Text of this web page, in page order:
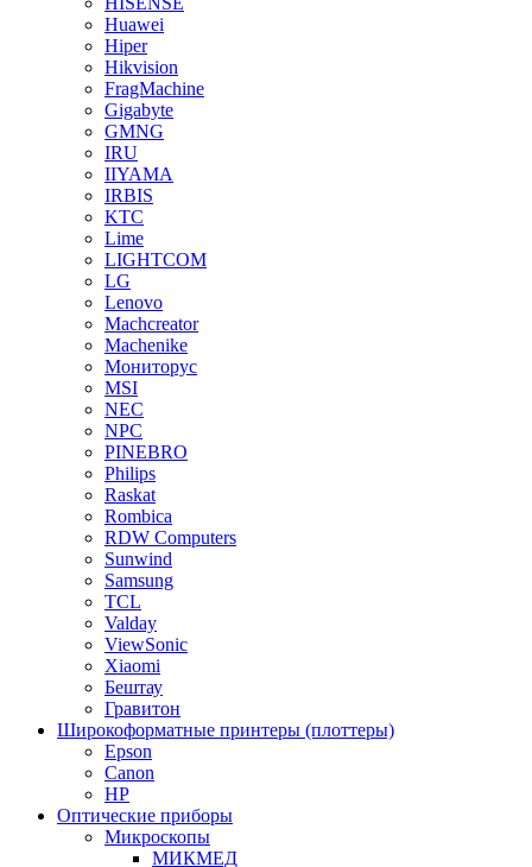
Huawei
Hiper
Hikvision
FragMachine
Gigabyte
GMNG
IRU
IIYAMA
IRBIS
KTC
Lime
LIGHTCOM
LG
Lenovo
Machcreator
Machenike
Мониторус
MSI
NEC
NPC
PINEBRO
Philips
Raskat
Rombica
RDW Computers
Sunwind
Samsung
TCL
Valday
ViewSonic
Xiaomi
Бештау
Гравитон
Широкоформатные принтеры (плоттеры)
Epson
Canon
HP
Оптические приборы
Микроскопы
МИКМЕД